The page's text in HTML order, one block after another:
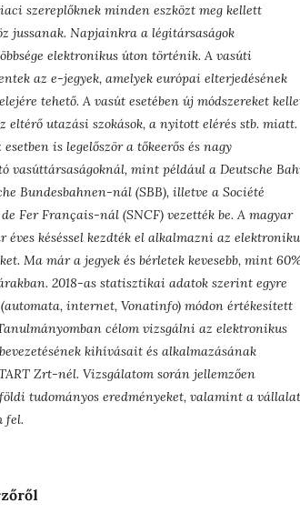
szereplőknek minden eszközt meg kellett
jussanak. Napjainkra a légitársaságok
elektronikus úton történik. A vasúti
az e-jegyek, amelyek európai elterjedésének
tehető. A vasút esetében új módszereket
eltérő utazási szokások, a nyitott elérés stb. miatt.
is legelőször a tőkeerős és nagy
vasúttársaságoknál, mint például a Deutsche
Bundesbahnen-nál (SBB), illetve a Société
Fer Français-nál (SNCF) vezették be. A magyar
éves késéssel kezdték el alkalmazni az
Ma már a jegyek és bérletek kevesebb, mint
2018-as statisztikai adatok szerint egyre
internet, Vonatinfo) módon értékesített
célom vizsgálni az elektronikus
kihívásait és alkalmazásának
Zrt-nél. Vizsgálatom során jellemzően
tudományos eredményeket, valamint a vállalat
fel.